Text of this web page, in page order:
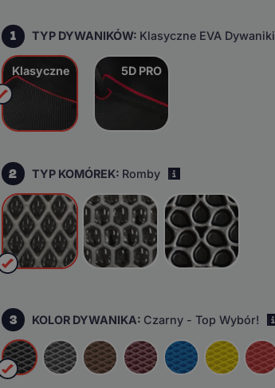
1 TYP DYWANIKÓW: Klasyczne EVA Dywaniki
Klasyczne 5D PRO
2 TYP KOMÓREK: Romby
3 KOLOR DYWANIKA: Czarny - Top Wybór!